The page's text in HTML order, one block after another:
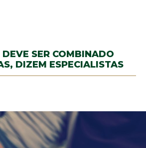
SER COMBINADO
DIZEM ESPECIALISTAS